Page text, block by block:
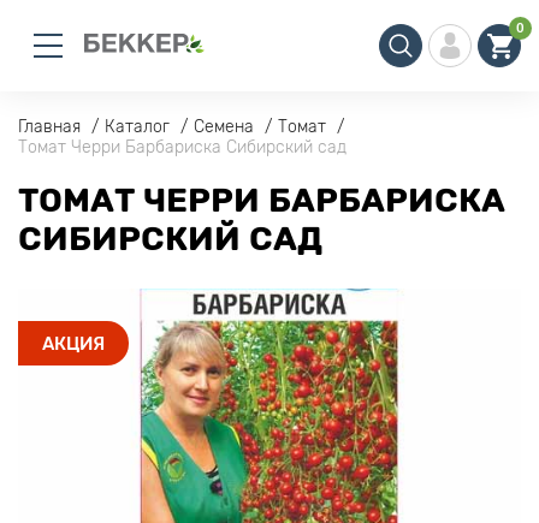
0
Главная Каталог Семена
Томат
Томат Черри Барбариска Сибирский сад
ТОМАТ ЧЕРРИ БАРБАРИСКА
СИБИРСКИЙ САД
АКЦИЯ